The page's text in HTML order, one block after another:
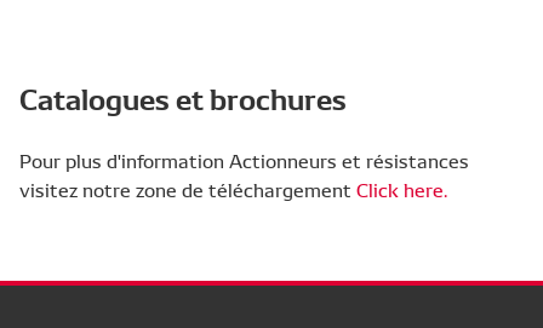
Catalogues et brochures
Pour plus d'information Actionneurs et résistances
visitez notre zone de téléchargement Click here.